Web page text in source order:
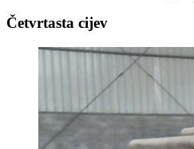
Četvrtasta cijev